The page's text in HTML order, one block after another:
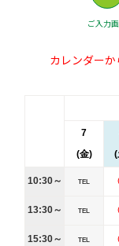
ご入力
カレンダーか
7
(金)
10:30～ TEL
13:30～ TEL
15:30～ TEL